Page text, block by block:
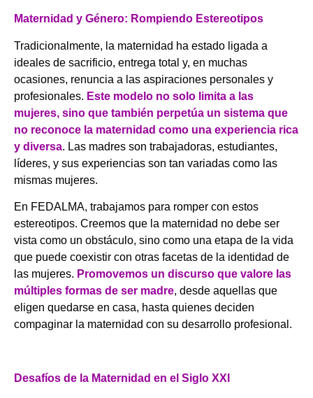
Maternidad y Género: Rompiendo Estereotipos
Tradicionalmente, la maternidad ha estado ligada a
ideales de sacrificio, entrega total y, en muchas
ocasiones, renuncia a las aspiraciones personales y
profesionales. Este modelo no solo limita a las
mujeres, sino que también perpetúa un sistema que
no reconoce la maternidad como una experiencia rica
y diversa. Las madres son trabajadoras, estudiantes,
líderes, y sus experiencias son tan variadas como las
mismas mujeres.
En FEDALMA, trabajamos para romper con estos
estereotipos. Creemos que la maternidad no debe ser
vista como un obstáculo, sino como una etapa de la vida
que puede coexistir con otras facetas de la identidad de
las mujeres. Promovemos un discurso que valore las
múltiples formas de ser madre, desde aquellas que
eligen quedarse en casa, hasta quienes deciden
compaginar la maternidad con su desarrollo profesional.
Desafíos de la Maternidad en el Siglo XXI